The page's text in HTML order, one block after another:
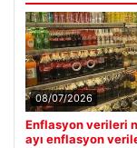
08/07/2026
Enflasyon verileri
ayı enflasyon